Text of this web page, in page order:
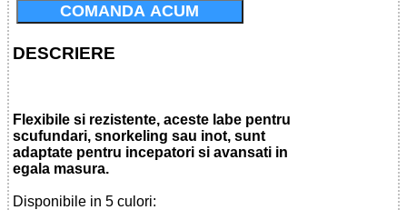
COMANDA ACUM
DESCRIERE
Flexibile si rezistente, aceste labe pentru
scufundari, snorkeling sau inot, sunt
adaptate pentru incepatori si avansati in
egala masura.
Disponibile in 5 culori: